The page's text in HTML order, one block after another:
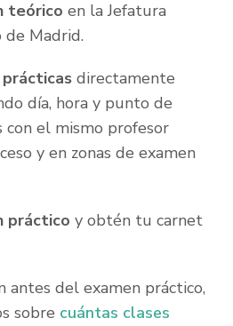
teórico en la Jefatura
de Madrid.
directamente
día, hora y punto de
con el mismo profesor
y en zonas de examen
práctico y obtén tu carnet
antes del examen práctico,
sobre cuántas clases